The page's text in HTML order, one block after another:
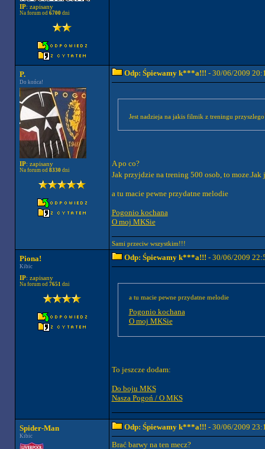
IP: zapisany
Na forum od 6700dni
P.
Do końca!
IP: zapisany
Na forum od 8330dni
Odp: Śpiewamy k***a!!! - 30/06/2009
Jest nadzieja na jakis filmik z treningu przyszlego
A po co?
Jak przyjdzie na trening 500 osob, to
a tu macie pewne przydatne melodie
Pogonio kochana
O moj MKSie
Sami przeciw wszystkim!!!
Piona!
Kibic
IP: zapisany
Na forum od 7651 dni
Odp: Śpiewamy k***a!!! - 30/06/2009
a tu macie pewne przydatne melodie
Pogonio kochana
O moj MKSie
To jeszcze dodam:
Do boju MKS
Nasza Pogoń / O MKS
Spider-Man
Kibic
Odp: Śpiewamy k***a!!! - 30/06/2009
Brać barwy na ten mecz?